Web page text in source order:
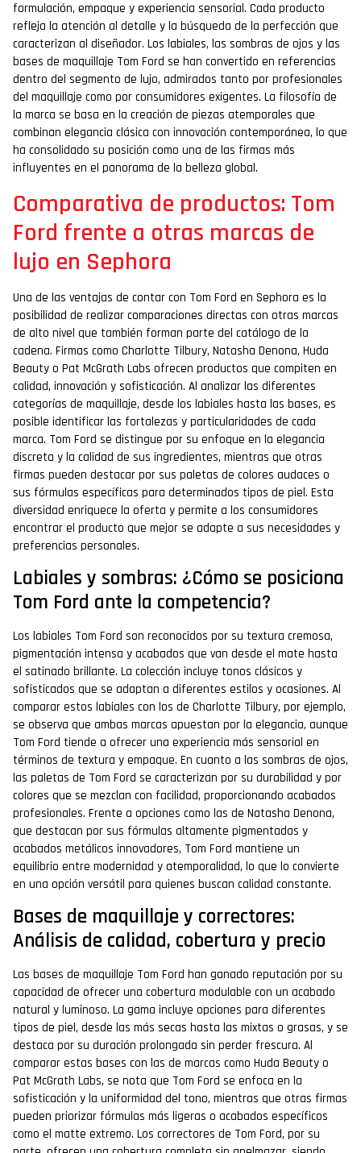
formulación, empaque y experiencia sensorial. Cada producto
refleja la atención al detalle y la búsqueda de la perfección que
caracterizan al diseñador. Los labiales, las sombras de ojos y las
bases de maquillaje Tom Ford se han convertido en referencias
dentro del segmento de lujo, admirados tanto por profesionales
del maquillaje como por consumidores exigentes. La filosofía de
la marca se basa en la creación de piezas atemporales que
combinan elegancia clásica con innovación contemporánea, lo que
ha consolidado su posición como una de las firmas más
influyentes en el panorama de la belleza global.
Comparativa de productos: Tom
Ford frente a otras marcas de
lujo en Sephora
Una de las ventajas de contar con Tom Ford en Sephora es la
posibilidad de realizar comparaciones directas con otras marcas
de alto nivel que también forman parte del catálogo de la
cadena. Firmas como Charlotte Tilbury, Natasha Denona, Huda
Beauty o Pat McGrath Labs ofrecen productos que compiten en
calidad, innovación y sofisticación. Al analizar las diferentes
categorías de maquillaje, desde los labiales hasta las bases, es
posible identificar las fortalezas y particularidades de cada
marca. Tom Ford se distingue por su enfoque en la elegancia
discreta y la calidad de sus ingredientes, mientras que otras
firmas pueden destacar por sus paletas de colores audaces o
sus fórmulas específicas para determinados tipos de piel. Esta
diversidad enriquece la oferta y permite a los consumidores
encontrar el producto que mejor se adapte a sus necesidades y
preferencias personales.
Labiales y sombras: ¿Cómo se posiciona
Tom Ford ante la competencia?
Los labiales Tom Ford son reconocidos por su textura cremosa,
pigmentación intensa y acabados que van desde el mate hasta
el satinado brillante. La colección incluye tonos clásicos y
sofisticados que se adaptan a diferentes estilos y ocasiones. Al
comparar estos labiales con los de Charlotte Tilbury, por ejemplo,
se observa que ambas marcas apuestan por la elegancia, aunque
Tom Ford tiende a ofrecer una experiencia más sensorial en
términos de textura y empaque. En cuanto a las sombras de ojos,
las paletas de Tom Ford se caracterizan por su durabilidad y por
colores que se mezclan con facilidad, proporcionando acabados
profesionales. Frente a opciones como las de Natasha Denona,
que destacan por sus fórmulas altamente pigmentadas y
acabados metálicos innovadores, Tom Ford mantiene un
equilibrio entre modernidad y atemporalidad, lo que lo convierte
en una opción versátil para quienes buscan calidad constante.
Bases de maquillaje y correctores:
Análisis de calidad, cobertura y precio
Las bases de maquillaje Tom Ford han ganado reputación por su
capacidad de ofrecer una cobertura modulable con un acabado
natural y luminoso. La gama incluye opciones para diferentes
tipos de piel, desde las más secas hasta las mixtas o grasas, y se
destaca por su duración prolongada sin perder frescura. Al
comparar estas bases con las de marcas como Huda Beauty o
Pat McGrath Labs, se nota que Tom Ford se enfoca en la
sofisticación y la uniformidad del tono, mientras que otras firmas
pueden priorizar fórmulas más ligeras o acabados específicos
como el matte extremo. Los correctores de Tom Ford, por su